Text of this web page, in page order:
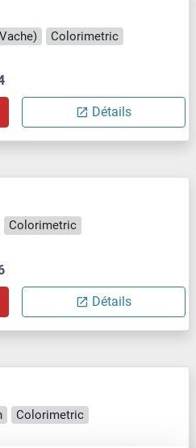
Colorimetric
Détails
Colorimetric
Détails
Colorimetric